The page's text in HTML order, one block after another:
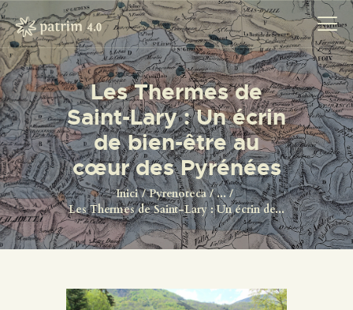
Les Thermes de
Saint-Lary : Un écrin
de bien-être au
cœur des Pyrénées
Inici Pyrenoteca
...
Les Thermes de Saint-Lary : Un écrin de...
INICI
PYRENOTECA 4.0
PROJECTES
LA XARXA
CONTACTE
PROJECTES